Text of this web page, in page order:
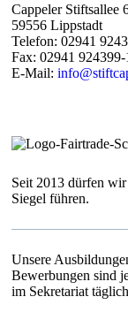
Cappeler Stiftsallee
59556 Lippstadt
Telefon: 02941
Fax: 02941 924399-
E-Mail:
Seit 2013 dürfen wir
Siegel führen.
Unsere
Bewerbungen sind
im Sekretariat